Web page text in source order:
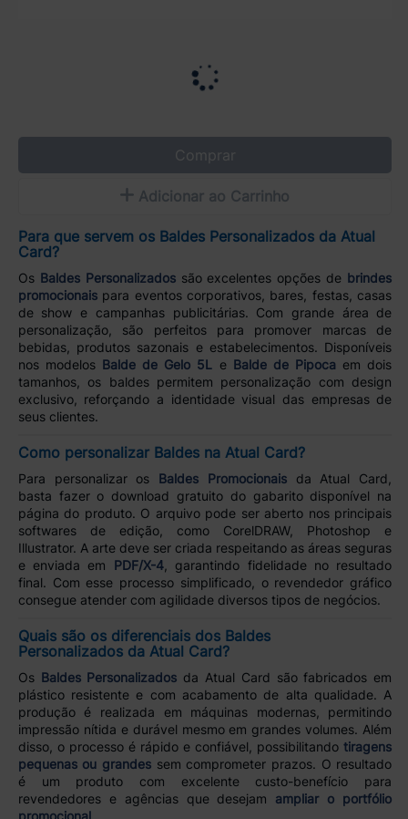
Comprar
Adicionar ao Carrinho
Para que servem os Baldes Personalizados da Atual
Card?
Os Baldes Personalizadossão excelentes opções de brindes
promocionaispara eventos corporativos, bares, festas, casas
de show e campanhas publicitárias. Com grande área de
personalização, são perfeitos para promover marcas de
bebidas, produtos sazonais e estabelecimentos. Disponíveis
nos modelos Balde de Gelo 5L e Balde de Pipocaem dois
tamanhos, os baldes permitem personalização com design
exclusivo, reforçando a identidade visual das empresas de
seus clientes.
Como personalizar Baldes na Atual Card?
Para personalizar os Baldes Promocionaisda Atual Card,
basta fazer o download gratuito do gabarito disponível na
página do produto. O arquivo pode ser aberto nos principais
softwares de edição, como CorelDRAW, Photoshop e
Illustrator. A arte deve ser criada respeitando as áreas seguras
e enviada em PDF/X-4, garantindo fidelidade no resultado
final. Com esse processo simplificado, o revendedor gráfico
consegue atender com agilidade diversos tipos de negócios.
Quais são os diferenciais dos Baldes
Personalizados da Atual Card?
Os Baldes Personalizados da Atual Card são fabricados em
plástico resistente e com acabamento de alta qualidade. A
produção é realizada em máquinas modernas, permitindo
impressão nítida e durável mesmo em grandes volumes. Além
disso, o processo é rápido e confiável, possibilitandotiragens
pequenas ou grandes sem comprometer prazos. O resultado
é um produto com excelente custo-benefício para
revendedores e agências que desejam ampliar o portfólio
promocional.